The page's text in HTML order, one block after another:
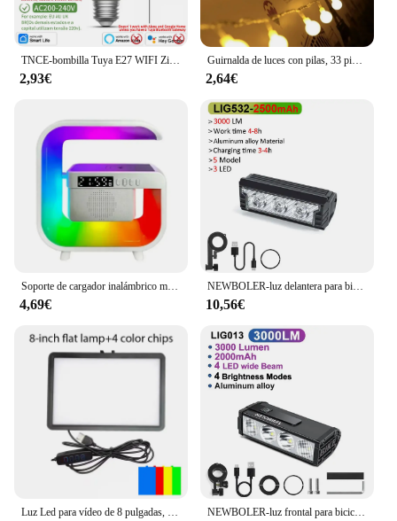
only practical but also adds a touch of
sophistication to your garage.
TNCE-bombilla Tuya E27 WIFI Zigbee Bluetooth, lámpara LED regulable de 2700-6500k RGB, aplicación Smart Life, voz con Alexa y Google Home
2,93€
Guirnalda de luces con pilas, 33 pies, 80 luces LED para acampar, globo, bola, luz de hadas para dormitorio, boda, decoración de fiesta de Navidad
2,64€
Soporte de cargador inalámbrico multifunción Bluetooth 5,0 altavoz FM TF RGB luz nocturna estación de carga rápida para iPhone Samsung Xiaomi
4,69€
NEWBOLER-luz delantera para bicicleta, 6000 lúmenes, 6600mAh, linterna impermeable, carga USB, accesorios para lámpara de ciclismo de carretera y montaña
10,56€
NEWBOLER-luz frontal para bicicleta, 10000 lúmenes, 10000mAh, linterna impermeable, carga USB, accesorios para lámpara de Ciclismo de Carretera MTB